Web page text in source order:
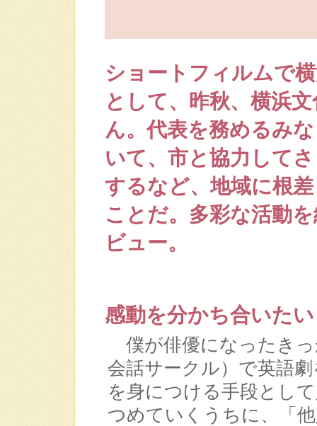
ショートフィルムで
として、昨秋、横浜
ん。代表を務めるみ
いて、市と協力して
するなど、地域に根
ことだ。多彩な活動
ビュー。
感動を分かち合いたい
僕が俳優になったきっ
会話サークル）で英語
を身につける手段とし
つめていくうちに、「